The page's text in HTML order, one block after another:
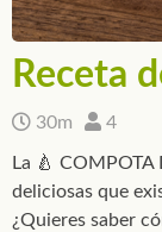
Receta
30m 4
La 🍐 COMPOTA
deliciosas que
¿Quieres saber